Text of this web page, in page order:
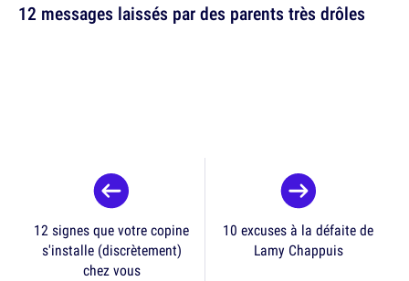
12 messages laissés par des parents très drôles
12 signes que votre copine
s'installe (discrètement)
chez vous
10 excuses à la défaite de
Lamy Chappuis